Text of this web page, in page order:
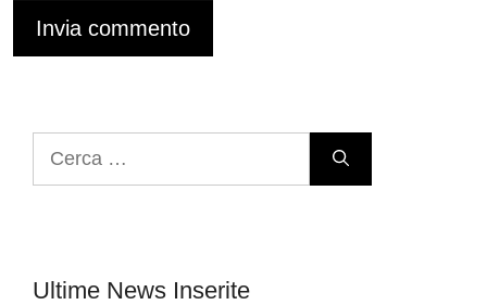
Ultime News Inserite